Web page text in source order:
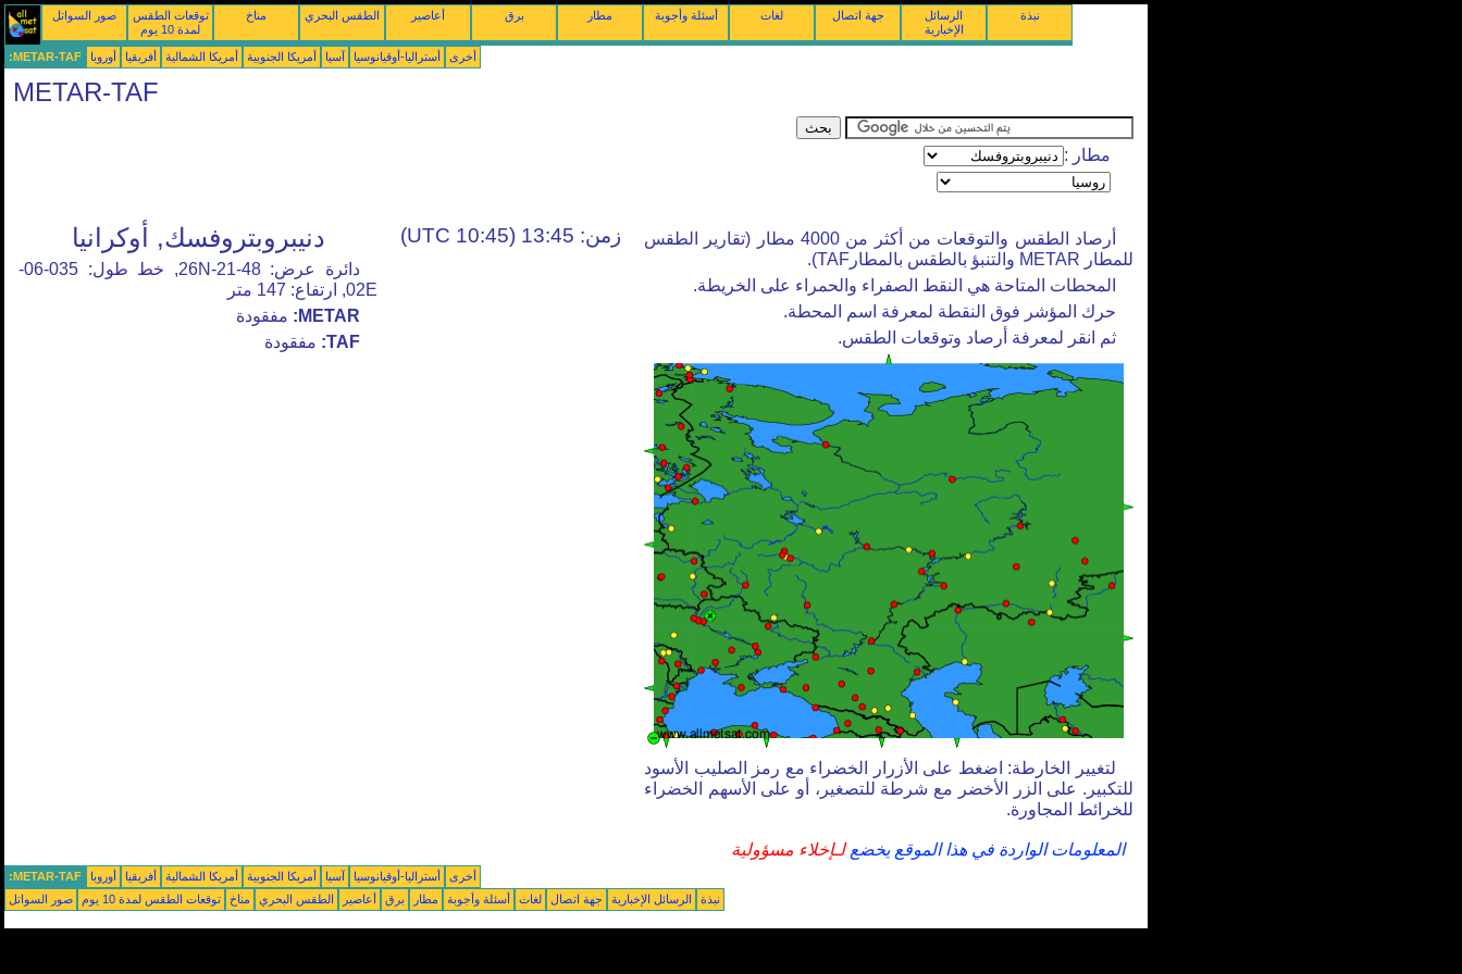
صور السواتل
توقعات الطقس
لمدة 10 يوم
مناخ الطقس البحري أعاصير برق مطار أسئلة وأجوبة لغات جهة اتصال
الرسائل
الإخبارية
نبذة
METAR-TAF: أوروبا أفريقيا أمريكا الشمالية أمريكا الجنوبية آسيا أستراليا-أوقيانوسيا أخرى
METAR-TAF
مطار :
دنيبروبتروفسك, أوكرانيا
دائرة عرض: 48-21-26N, خط طول: 035-06-
02E, ارتفاع: 147 متر
METAR:
مفقودة
TAF: مفقودة
زمن: 13:45 (10:45 UTC)
أرصاد الطقس والتوقعات من أكثر من 4000 مطار (تقارير الطقس
للمطار METAR والتنبؤ بالطقس بالمطارTAF).
المحطات المتاحة هي النقط الصفراء والحمراء على الخريطة.
حرك المؤشر فوق النقطة لمعرفة اسم المحطة.
ثم انقر لمعرفة أرصاد وتوقعات الطقس.
لتغيير الخارطة: اضغط على الأزرار الخضراء مع رمز الصليب الأسود
للتكبير. على الزر الأخضر مع شرطة للتصغير، أو على الأسهم الخضراء
للخرائط المجاورة.
المعلومات الواردة في هذا الموقع يخضعلـإخلاء مسؤولية
METAR-TAF: أوروبا أفريقيا أمريكا الشمالية أمريكا الجنوبية آسيا أستراليا-أوقيانوسيا
أخرى
صور السواتل
توقعات الطقس لمدة 10 يوم مناخ الطقس البحري أعاصير برق مطار أسئلة وأجوبة لغات جهة اتصال الرسائل الإخبارية نبذة